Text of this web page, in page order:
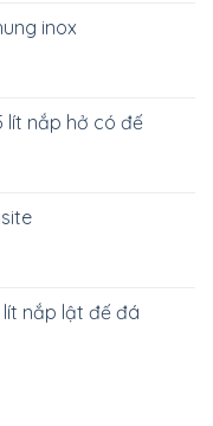
inox
lít nắp hở có đế
nắp lật đế đá